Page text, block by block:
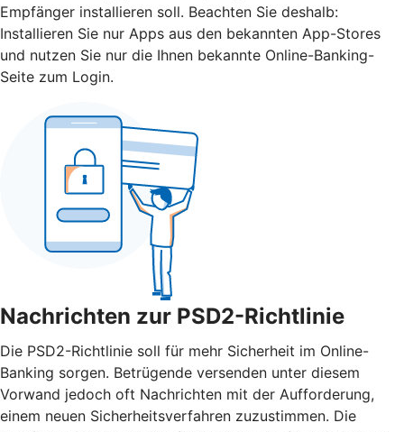
Empfänger installieren soll. Beachten Sie deshalb:
Installieren Sie nur Apps aus den bekannten App-Stores
und nutzen Sie nur die Ihnen bekannte Online-Banking-
Seite zum Login.
Nachrichten zur PSD2-Richtlinie
Die PSD2-Richtlinie soll für mehr Sicherheit im Online-
Banking sorgen. Betrügende versenden unter diesem
Vorwand jedoch oft Nachrichten mit der Aufforderung,
einem neuen Sicherheitsverfahren zuzustimmen. Die